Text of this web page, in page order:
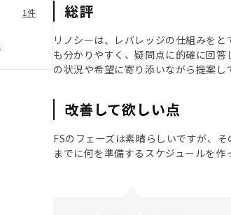
1件 総評
リノシーは、レバレッジの仕組みを
も分かりやすく、疑問点に的確に回
の状況や希望に寄り添いながら提案し
改善して欲しい点
FSのフェーズは素晴らしいですが、
までに何を準備するスケジュールを